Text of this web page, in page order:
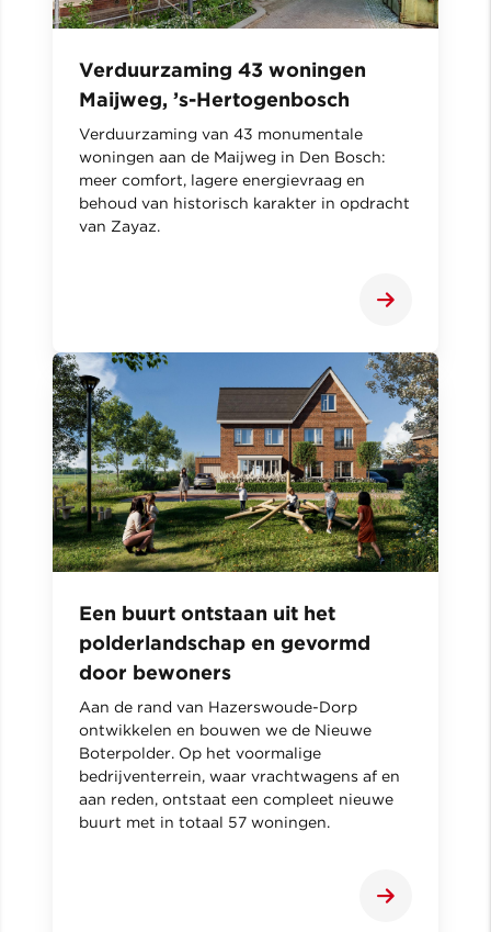
Verduurzaming 43 woningen
Maijweg, ’s-Hertogenbosch
Verduurzaming van 43 monumentale
woningen aan de Maijweg in Den Bosch:
meer comfort, lagere energievraag en
behoud van historisch karakter in opdracht
van Zayaz.
Een buurt ontstaan uit het
polderlandschap en gevormd
door bewoners
Aan de rand van Hazerswoude-Dorp
ontwikkelen en bouwen we de Nieuwe
Boterpolder. Op het voormalige
bedrijventerrein, waar vrachtwagens af en
aan reden, ontstaat een compleet nieuwe
buurt met in totaal 57 woningen.